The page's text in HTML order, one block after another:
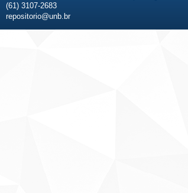
(61) 3107-2683
repositorio@unb.br